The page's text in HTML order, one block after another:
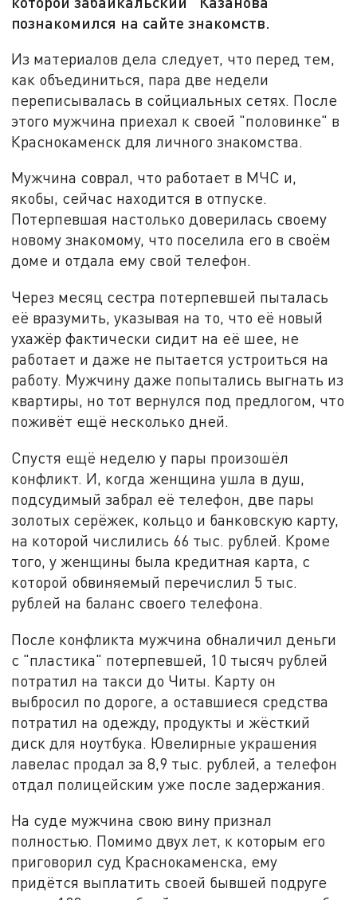
познакомился на сайте знакомств.
Из материалов дела следует, что перед тем,
как объединиться, пара две недели
переписывалась в сойциальных сетях. После
этого мужчина приехал к своей "половинке" в
Краснокаменск для личного знакомства.
Мужчина соврал, что работает в МЧС и,
якобы, сейчас находится в отпуске.
Потерпевшая настолько доверилась своему
новому знакомому, что поселила его в своём
доме и отдала ему свой телефон.
Через месяц сестра потерпевшей пыталась
её вразумить, указывая на то, что её новый
ухажёр фактически сидит на её шее, не
работает и даже не пытается устроиться на
работу. Мужчину даже попытались выгнать из
квартиры, но тот вернулся под предлогом, что
поживёт ещё несколько дней.
Спустя ещё неделю у пары произошёл
конфликт. И, когда женщина ушла в душ,
подсудимый забрал её телефон, две пары
золотых серёжек, кольцо и банковскую карту,
на которой числились 66 тыс. рублей. Кроме
того, у женщины была кредитная карта, с
которой обвиняемый перечислил 5 тыс.
рублей на баланс своего телефона.
После конфликта мужчина обналичил деньги
с "пластика" потерпевшей, 10 тысяч рублей
потратил на такси до Читы. Карту он
выбросил по дороге, а оставшиеся средства
потратил на одежду, продукты и жёсткий
диск для ноутбука. Ювелирные украшения
лавелас продал за 8,9 тыс. рублей, а телефон
отдал полицейским уже после задержания.
На суде мужчина свою вину признал
полностью. Помимо двух лет, к которым его
приговорил суд Краснокаменска, ему
придётся выплатить своей бывшей подруге